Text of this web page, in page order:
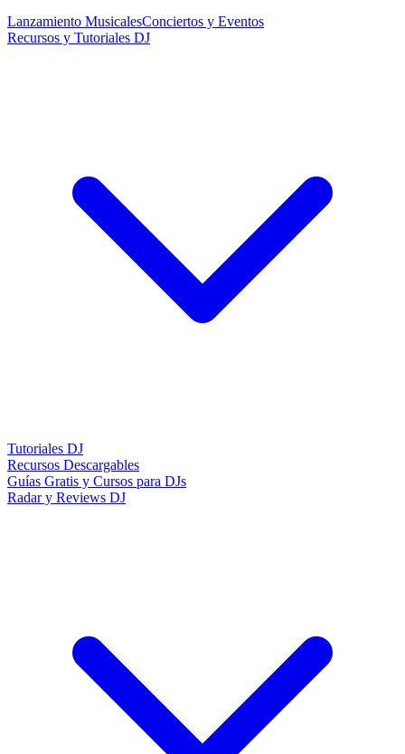
Lanzamiento MusicalesConciertos y Eventos
Recursos y Tutoriales DJ
Tutoriales DJ
Recursos Descargables
Guías Gratis y Cursos para DJs
Radar y Reviews DJ